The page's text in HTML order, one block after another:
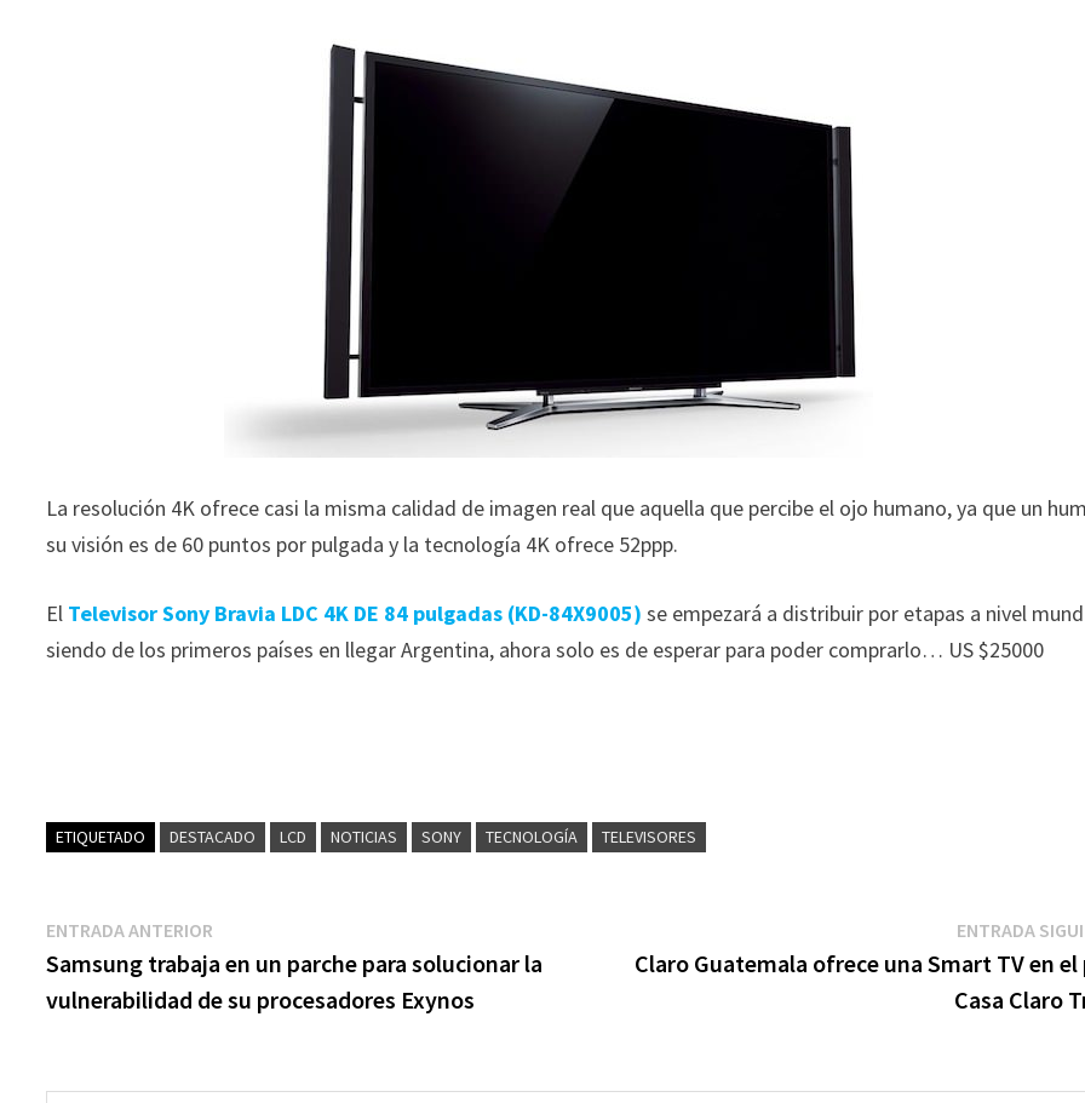
La resolución 4K ofrece casi la misma calidad de imagen real que aquella que percibe el ojo humano, ya que un
su visión es de 60 puntos por pulgada y la tecnología 4K ofrece 52ppp.
El Televisor Sony Bravia LDC 4K DE 84 pulgadas (KD-84X9005) se empezará a distribuir por etapas a nivel
siendo de los primeros países en llegar Argentina, ahora solo es de esperar para poder comprarlo… US $25000
ETIQUETADO DESTACADO LCD NOTICIAS SONY TECNOLOGÍA TELEVISORES
Navegación
de
ENTRADA ANTERIOR
anterior:
Samsung trabaja en un parche para solucionar la
vulnerabilidad de su procesadores Exynos
ENTRADA
Claro Guatemala ofrece una Smart TV en el
Casa Claro